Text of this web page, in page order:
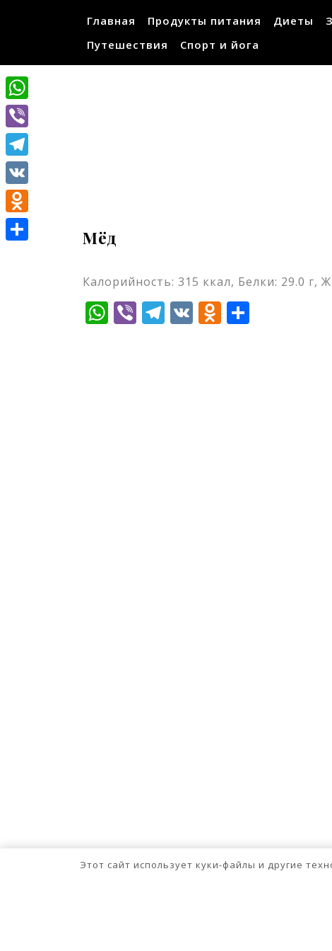
Главная Продукты питания Диеты
Путешествия
Спорт и йога
Мёд
Калорийность: 315 ккал, Белки: 29.0 г,
WhatsApp
ViberTelegram
VK
WhatsApp
Viber
Telegram
VK
Odnoklassniki
Этот сайт использует куки-файлы и другие